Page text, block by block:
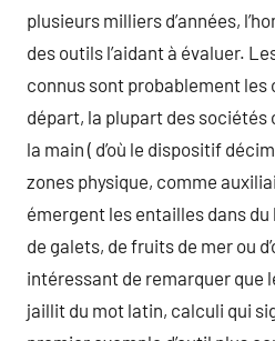
plusieurs milliers d’années,
des outils l’aidant à évaluer.
connus sont probablement les
départ, la plupart des sociétés
la main ( d’où le dispositif
zones physique, comme
émergent les entailles dans
de galets, de fruits de mer ou
intéressant de remarquer que
jaillit du mot latin, calculi qui